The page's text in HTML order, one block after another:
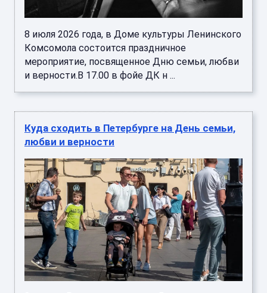
8 июля 2026 года, в Доме культуры Ленинского
Комсомола состоится праздничное
мероприятие, посвященное Дню семьи, любви
и верности.В 17.00 в фойе ДК н ...
Куда сходить в Петербурге на День семьи,
любви и верности